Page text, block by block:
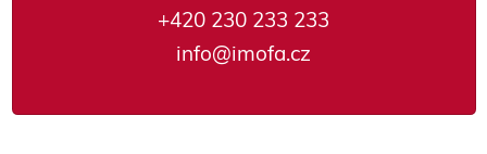
+420 230 233 233
info@imofa.cz